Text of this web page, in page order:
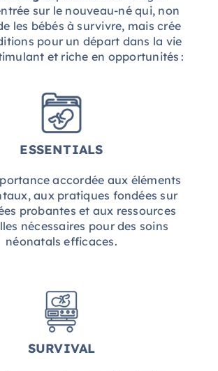
sur le nouveau-né qui, non
les bébés à survivre, mais crée
pour un départ dans la vie
et riche en opportunités :
ESSENTIALS
accordée aux éléments
aux pratiques fondées sur
probantes et aux ressources
nécessaires pour des soins
néonatals efficaces.
SURVIVAL